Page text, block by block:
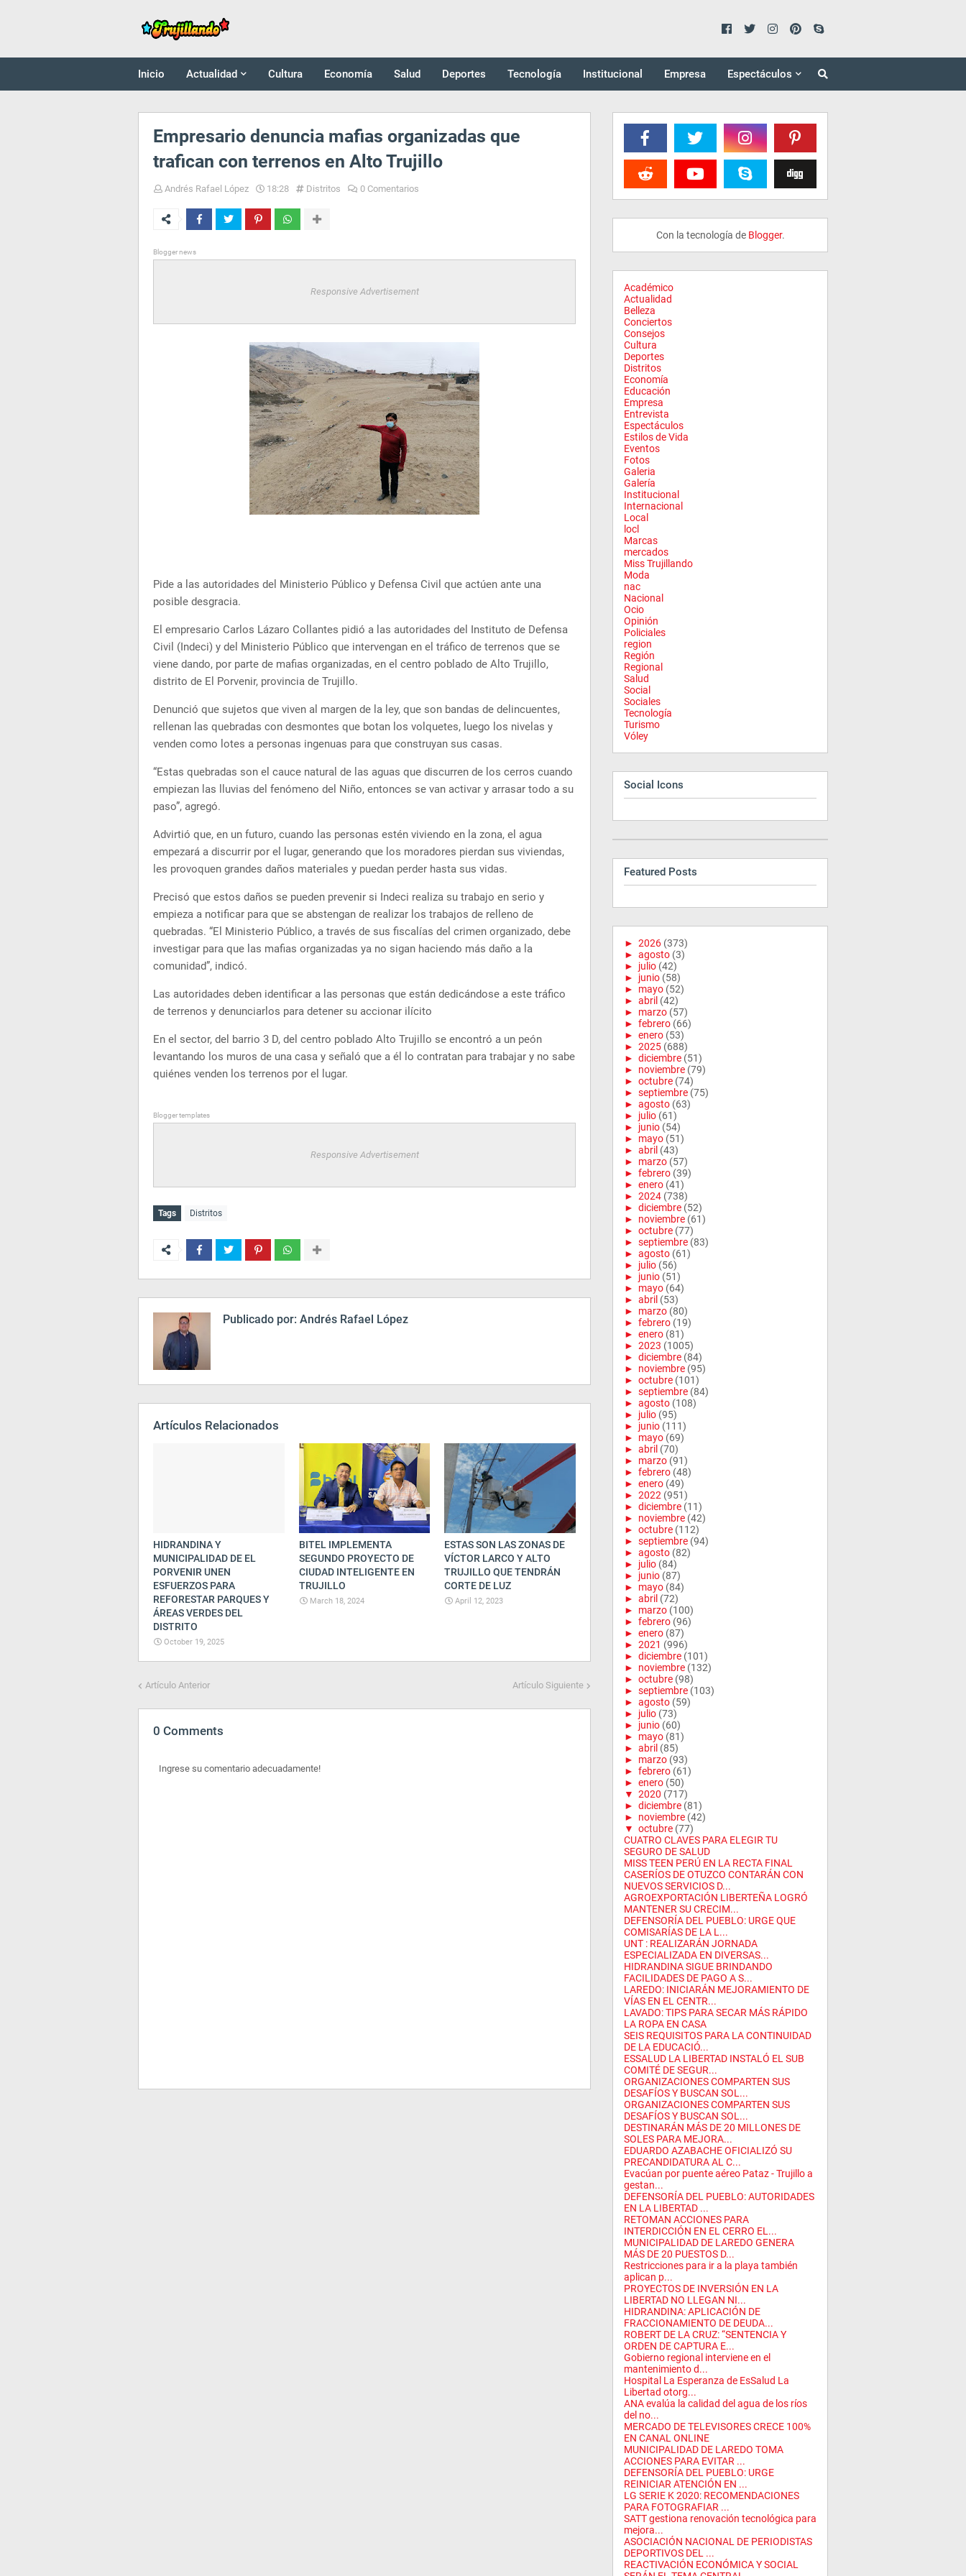
Inicio Actualidad Cultura Economía Salud Deportes Tecnología Institucional Empresa Espectáculos
Empresario denuncia mafias organizadas que
trafican con terrenos en Alto Trujillo
Andrés Rafael López 18:28 Distritos 0 Comentarios
Blogger news
Responsive Advertisement
Pide a las autoridades del Ministerio Público y Defensa Civil que actúen ante una
posible desgracia.
El empresario Carlos Lázaro Collantes pidió a las autoridades del Instituto de Defensa
Civil (Indeci) y del Ministerio Público que intervengan en el tráfico de terrenos que se
viene dando, por parte de mafias organizadas, en el centro poblado de Alto Trujillo,
distrito de El Porvenir, provincia de Trujillo.
Denunció que sujetos que viven al margen de la ley, que son bandas de delincuentes,
rellenan las quebradas con desmontes que botan los volquetes, luego los nivelas y
venden como lotes a personas ingenuas para que construyan sus casas.
“Estas quebradas son el cauce natural de las aguas que discurren de los cerros cuando
empiezan las lluvias del fenómeno del Niño, entonces se van activar y arrasar todo a su
paso”, agregó.
Advirtió que, en un futuro, cuando las personas estén viviendo en la zona, el agua
empezará a discurrir por el lugar, generando que los moradores pierdan sus viviendas,
les provoquen grandes daños materiales y puedan perder hasta sus vidas.
Precisó que estos daños se pueden prevenir si Indeci realiza su trabajo en serio y
empieza a notificar para que se abstengan de realizar los trabajos de relleno de
quebradas. “El Ministerio Público, a través de sus fiscalías del crimen organizado, debe
investigar para que las mafias organizadas ya no sigan haciendo más daño a la
comunidad”, indicó.
Las autoridades deben identificar a las personas que están dedicándose a este tráfico
de terrenos y denunciarlos para detener su accionar ilícito
En el sector, del barrio 3 D, del centro poblado Alto Trujillo se encontró a un peón
levantando los muros de una casa y señaló que a él lo contratan para trabajar y no sabe
quiénes venden los terrenos por el lugar.
Blogger templates
Responsive Advertisement
Tags Distritos
Publicado por: Andrés Rafael López
Artículos Relacionados
HIDRANDINA Y
MUNICIPALIDAD DE EL
PORVENIR UNEN
ESFUERZOS PARA
REFORESTAR PARQUES Y
ÁREAS VERDES DEL
DISTRITO
October 19, 2025
BITEL IMPLEMENTA
SEGUNDO PROYECTO DE
CIUDAD INTELIGENTE EN
TRUJILLO
March 18, 2024
ESTAS SON LAS ZONAS DE
VÍCTOR LARCO Y ALTO
TRUJILLO QUE TENDRÁN
CORTE DE LUZ
April 12, 2023
Artículo Anterior Artículo Siguiente
0 Comments
Ingrese su comentario adecuadamente!
Con la tecnología de Blogger.
Académico
Actualidad
Belleza
Conciertos
Consejos
Cultura
Deportes
Distritos
Economía
Educación
Empresa
Entrevista
Espectáculos
Estilos de Vida
Eventos
Fotos
Galeria
Galería
Institucional
Internacional
Local
locl
Marcas
mercados
Miss Trujillando
Moda
nac
Nacional
Ocio
Opinión
Policiales
region
Región
Regional
Salud
Social
Sociales
Tecnología
Turismo
Vóley
Social Icons
Featured Posts
► 2026 (373)
► agosto (3)
► julio (42)
► junio (58)
► mayo (52)
► abril (42)
► marzo (57)
► febrero (66)
► enero (53)
► 2025 (688)
► diciembre (51)
► noviembre (79)
► octubre (74)
► septiembre (75)
► agosto (63)
► julio (61)
► junio (54)
► mayo (51)
► abril (43)
► marzo (57)
► febrero (39)
► enero (41)
► 2024 (738)
► diciembre (52)
► noviembre (61)
► octubre (77)
► septiembre (83)
► agosto (61)
► julio (56)
► junio (51)
► mayo (64)
► abril (53)
► marzo (80)
► febrero (19)
► enero (81)
► 2023 (1005)
► diciembre (84)
► noviembre (95)
► octubre (101)
► septiembre (84)
► agosto (108)
► julio (95)
► junio (111)
► mayo (69)
► abril (70)
► marzo (91)
► febrero (48)
► enero (49)
► 2022 (951)
► diciembre (11)
► noviembre (42)
► octubre (112)
► septiembre (94)
► agosto (82)
► julio (84)
► junio (87)
► mayo (84)
► abril (72)
► marzo (100)
► febrero (96)
► enero (87)
► 2021 (996)
► diciembre (101)
► noviembre (132)
► octubre (98)
► septiembre (103)
► agosto (59)
► julio (73)
► junio (60)
► mayo (81)
► abril (85)
► marzo (93)
► febrero (61)
► enero (50)
▼ 2020 (717)
► diciembre (81)
► noviembre (42)
▼ octubre (77)
CUATRO CLAVES PARA ELEGIR TU
SEGURO DE SALUD
MISS TEEN PERÚ EN LA RECTA FINAL
CASERÍOS DE OTUZCO CONTARÁN CON
NUEVOS SERVICIOS D...
AGROEXPORTACIÓN LIBERTEÑA LOGRÓ
MANTENER SU CRECIM...
DEFENSORÍA DEL PUEBLO: URGE QUE
COMISARÍAS DE LA L...
UNT : REALIZARÁN JORNADA
ESPECIALIZADA EN DIVERSAS...
HIDRANDINA SIGUE BRINDANDO
FACILIDADES DE PAGO A S...
LAREDO: INICIARÁN MEJORAMIENTO DE
VÍAS EN EL CENTR...
LAVADO: TIPS PARA SECAR MÁS RÁPIDO
LA ROPA EN CASA
SEIS REQUISITOS PARA LA CONTINUIDAD
DE LA EDUCACIÓ...
ESSALUD LA LIBERTAD INSTALÓ EL SUB
COMITÉ DE SEGUR...
ORGANIZACIONES COMPARTEN SUS
DESAFÍOS Y BUSCAN SOL...
ORGANIZACIONES COMPARTEN SUS
DESAFÍOS Y BUSCAN SOL...
DESTINARÁN MÁS DE 20 MILLONES DE
SOLES PARA MEJORA...
EDUARDO AZABACHE OFICIALIZÓ SU
PRECANDIDATURA AL C...
Evacúan por puente aéreo Pataz - Trujillo a
gestan...
DEFENSORÍA DEL PUEBLO: AUTORIDADES
EN LA LIBERTAD ...
RETOMAN ACCIONES PARA
INTERDICCIÓN EN EL CERRO EL...
MUNICIPALIDAD DE LAREDO GENERA
MÁS DE 20 PUESTOS D...
Restricciones para ir a la playa también
aplican p...
PROYECTOS DE INVERSIÓN EN LA
LIBERTAD NO LLEGAN NI...
HIDRANDINA: APLICACIÓN DE
FRACCIONAMIENTO DE DEUDA...
ROBERT DE LA CRUZ: “SENTENCIA Y
ORDEN DE CAPTURA E...
Gobierno regional interviene en el
mantenimiento d...
Hospital La Esperanza de EsSalud La
Libertad otorg...
ANA evalúa la calidad del agua de los ríos
del no...
MERCADO DE TELEVISORES CRECE 100%
EN CANAL ONLINE
MUNICIPALIDAD DE LAREDO TOMA
ACCIONES PARA EVITAR ...
DEFENSORÍA DEL PUEBLO: URGE
REINICIAR ATENCIÓN EN ...
LG SERIE K 2020: RECOMENDACIONES
PARA FOTOGRAFIAR ...
SATT gestiona renovación tecnológica para
mejora...
ASOCIACIÓN NACIONAL DE PERIODISTAS
DEPORTIVOS DEL ...
REACTIVACIÓN ECONÓMICA Y SOCIAL